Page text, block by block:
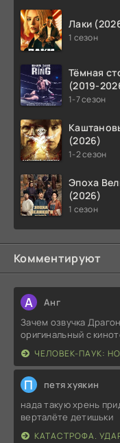
Лаки
1 сезон
Тёмная
(2019-
1-7 сезон
(2026)
1-2 сезон
Эпоха
(2026)
1 сезон
Комментируют
А Анг
Зачем озвучка
оригинальный с
ЧЕЛОВЕК-ПАУК:
П петя хуякин
нада такую хрень
верталёте детишьки
КАТАСТРОФА.